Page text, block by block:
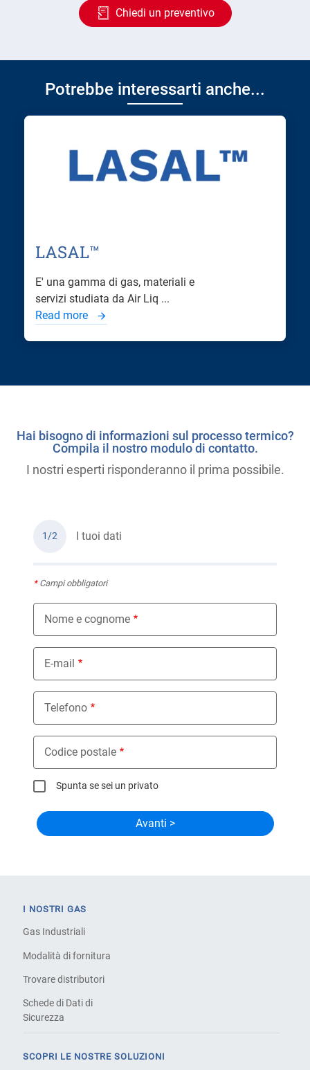
Chiedi un preventivo
Potrebbe interessarti anche...
LASAL™
E' una gamma di gas, materiali e
servizi studiata da Air Liq ...
Read more
Hai bisogno di informazioni sul processo termico?
Compila il nostro modulo di contatto.
I nostri esperti risponderanno il prima possibile.
1/2 I tuoi dati
*Campi obbligatori
Nome e cognome
E-mail
Telefono
Codice postale
Spunta se sei un privato
I NOSTRI GAS
Gas Industriali
Modalità di fornitura
Trovare distributori
Schede di Dati di
Sicurezza
SCOPRI LE NOSTRE SOLUZIONI